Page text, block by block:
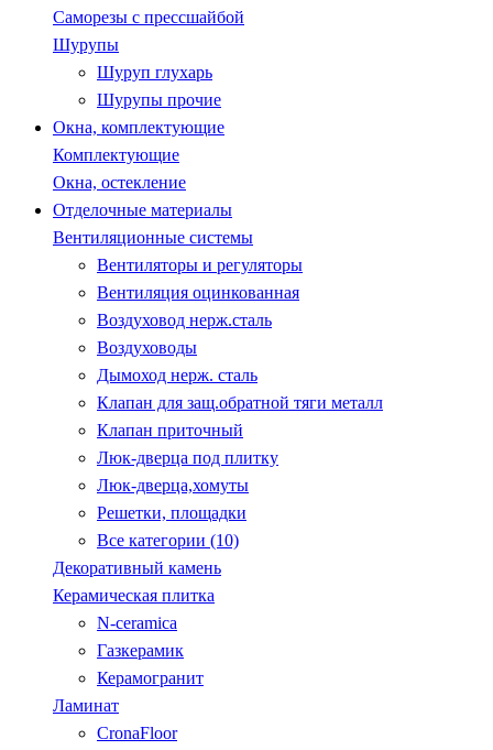
Саморезы с пресcшайбой
Шурупы
Шуруп глухарь
Шурупы прочие
Окна, комплектующие
Комплектующие
Окна, остекление
Отделочные материалы
Вентиляционные системы
Вентиляторы и регуляторы
Вентиляция оцинкованная
Воздуховод нерж.сталь
Воздуховоды
Дымоход нерж. сталь
Клапан для защ.обратной тяги металл
Клапан приточный
Люк-дверца под плитку
Люк-дверца,хомуты
Решетки, площадки
Все категории (10)
Декоративный камень
Керамическая плитка
N-ceramica
Газкерамик
Керамогранит
Ламинат
CronaFloor